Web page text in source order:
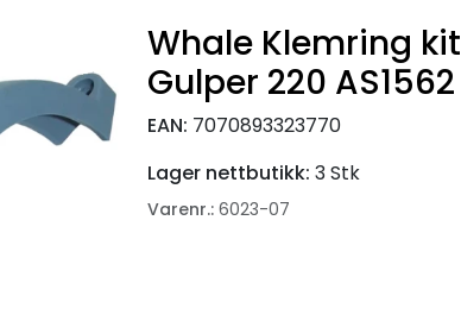
Whale Klemring kit
Gulper 220 AS1562
EAN: 7070893323770
Lager nettbutikk: 3 Stk
Varenr.: 6023-07